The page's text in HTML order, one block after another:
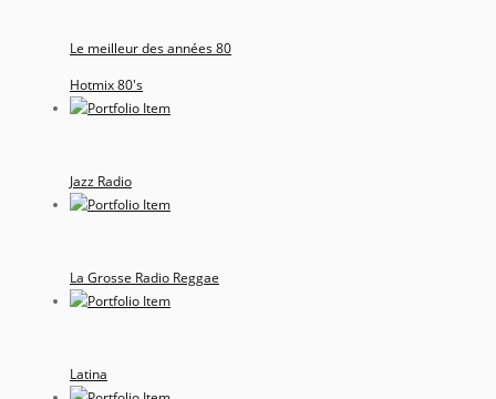
Le meilleur des années 80
Hotmix 80's
Jazz Radio
La Grosse Radio Reggae
Latina